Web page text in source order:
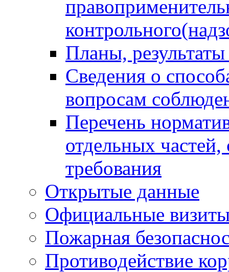
Планы,
Сведения о
вопросам
Перечень
отдельных
требования
Открытые данные
Официальные
Пожарная
Противодействие